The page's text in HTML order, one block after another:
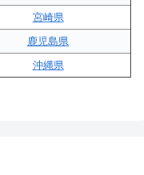
宮崎県
鹿児島県
沖縄県